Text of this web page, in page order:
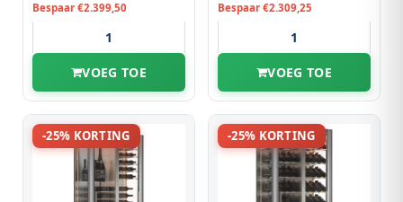
Bespaar €2.399,50
VOEG TOE
Bespaar €2.309,25
VOEG TOE
-25% KORTING -25% KORTING